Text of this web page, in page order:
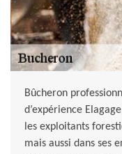
Bûcheron
d’expérience
les exploitants
mais aussi dans ses